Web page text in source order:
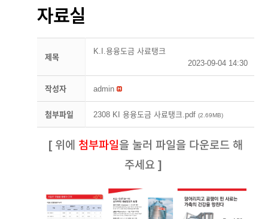
자료실
제목
K.I.용융도금 사료탱크
2023-09-04 14:30
작성자 admin
첨부파일 2308 KI 용융도금 사료탱크.pdf(2.69MB)
[ 위에 첨부파일을 눌러 파일을 다운로드 해
주세요 ]